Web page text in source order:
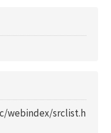
webindex/srclist.h